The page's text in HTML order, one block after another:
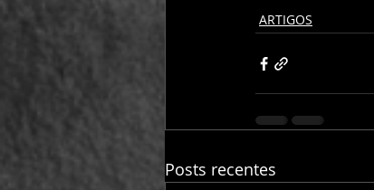
ARTIGOS
Posts recentes